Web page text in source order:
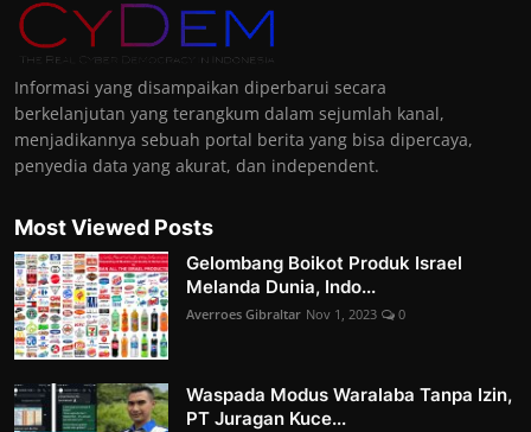
Informasi yang disampaikan diperbarui secara
berkelanjutan yang terangkum dalam sejumlah kanal,
menjadikannya sebuah portal berita yang bisa dipercaya,
penyedia data yang akurat, dan independent.
Most Viewed Posts
Gelombang Boikot Produk Israel
Melanda Dunia, Indo...
Averroes Gibraltar Nov 1, 2023 0
Waspada Modus Waralaba Tanpa Izin,
PT Juragan Kuce...